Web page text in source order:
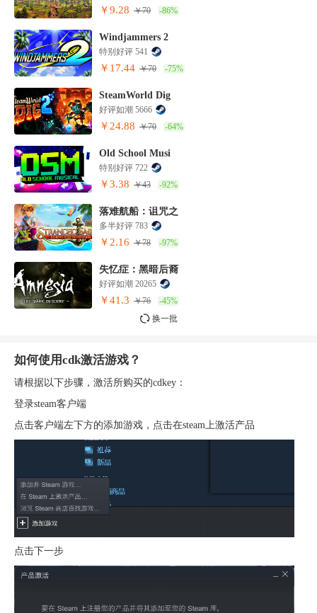
￥9.28 ￥70 -86%
Windjammers 2
特别好评 541
￥17.44 ￥70 -75%
SteamWorld Dig
好评如潮 5666
￥24.88 ￥70 -64%
Old School Musi
特别好评 722
￥3.38 ￥43 -92%
落难航船：诅咒之
多半好评 783
￥2.16 ￥78 -97%
失忆症：黑暗后裔
好评如潮 20265
￥41.3 ￥76
-45%
换一批
如何使用cdk激活游戏？
请根据以下步骤，激活所购买的cdkey：
登录steam客户端
点击客户端左下方的添加游戏，点击在steam上激活产品
点击下一步